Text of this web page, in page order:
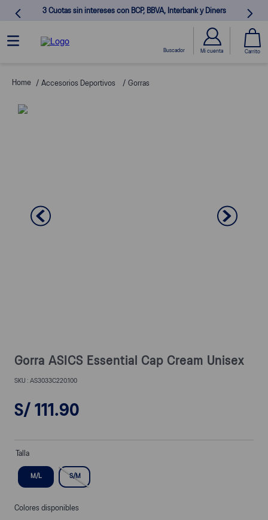
3 Cuotas sin intereses con BCP, BBVA, Interbank y Diners
Accesorios Deportivos Gorras
Gorra ASICS Essential Cap Cream Unisex
AS3033C220.100
S/ 111 .90
Talla
M/L S/M
Colores disponibles